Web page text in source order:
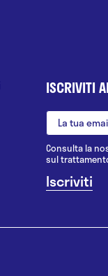
ISCRIVITI
Consulta la
sul